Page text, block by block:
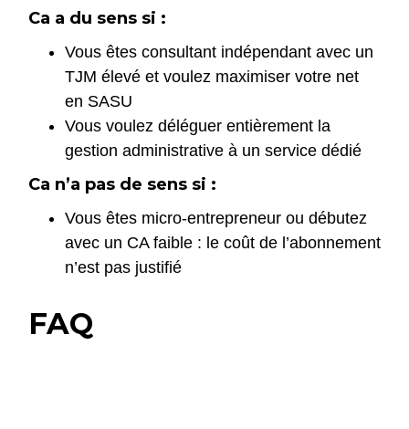
Ca a du sens si :
Vous êtes consultant indépendant avec un
TJM élevé et voulez maximiser votre net
en SASU
Vous voulez déléguer entièrement la
gestion administrative à un service dédié
Ca n’a pas de sens si :
Vous êtes micro-entrepreneur ou débutez
avec un CA faible : le coût de l’abonnement
n’est pas justifié
FAQ